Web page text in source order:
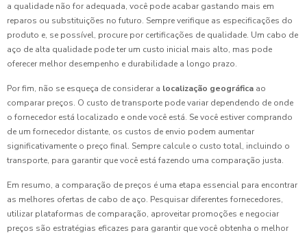
a qualidade não for adequada, você pode acabar gastando mais em
reparos ou substituições no futuro. Sempre verifique as especificações do
produto e, se possível, procure por certificações de qualidade. Um cabo de
aço de alta qualidade pode ter um custo inicial mais alto, mas pode
oferecer melhor desempenho e durabilidade a longo prazo.
Por fim, não se esqueça de considerar a localização geográfica ao
comparar preços. O custo de transporte pode variar dependendo de onde
o fornecedor está localizado e onde você está. Se você estiver comprando
de um fornecedor distante, os custos de envio podem aumentar
significativamente o preço final. Sempre calcule o custo total, incluindo o
transporte, para garantir que você está fazendo uma comparação justa.
Em resumo, a comparação de preços é uma etapa essencial para encontrar
as melhores ofertas de cabo de aço. Pesquisar diferentes fornecedores,
utilizar plataformas de comparação, aproveitar promoções e negociar
preços são estratégias eficazes para garantir que você obtenha o melhor